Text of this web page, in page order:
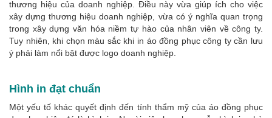
thương hiệu của doanh nghiệp. Điều này vừa giúp ích cho việc
xây dựng thương hiệu doanh nghiệp, vừa có ý nghĩa quan trọng
trong xây dựng văn hóa niềm tự hào của nhân viên về công ty.
Tuy nhiên, khi chọn màu sắc khi in áo đồng phục công ty cần lưu
ý phải làm nổi bật được logo doanh nghiệp.
Hình in đạt chuẩn
Một yếu tố khác quyết định đến tính thẩm mỹ của áo đồng phục